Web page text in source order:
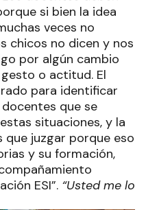
si bien la idea
veces no
chicos no dicen y nos
por algún cambio
o actitud. El
para identificar
docentes que se
situaciones, y la
juzgar porque eso
y su formación,
ESI”. “Usted me lo